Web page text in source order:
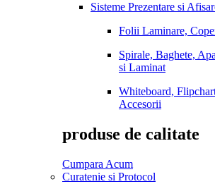
Sisteme Prezentare si
Folii Laminare,
Spirale, Baghete,
si Laminat
Whiteboard,
Accesorii
produse de calitate
Cumpara Acum
Curatenie si Protocol